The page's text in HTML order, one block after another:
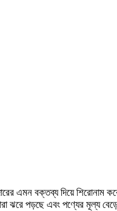
এমন বক্তব্য দিয়ে শিরোনাম
ঝরে পড়ছে এবং পণ্যের মূল্য